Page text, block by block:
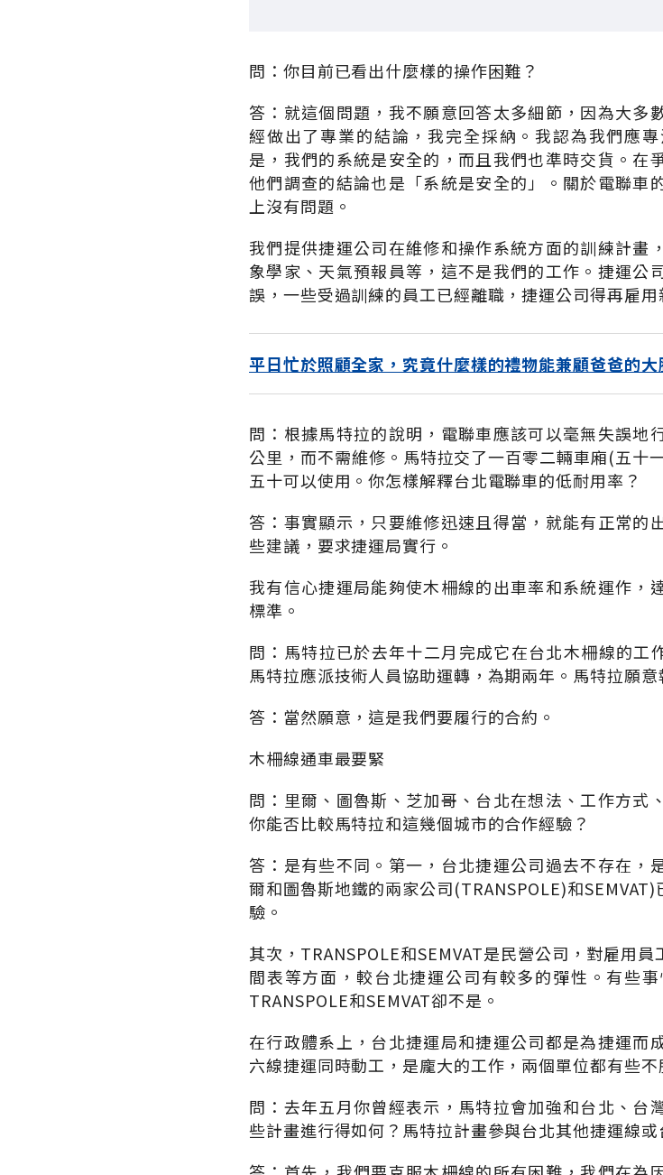
問：你目前已看出什麼樣的操作困難？
答：就這個問題，我不願意回答太多細節，因為大多
經做出了專業的結論，我完全採納。我認為我們應
是，我們的系統是安全的，而且我們也準時交貨。在
他們調查的結論也是「系統是安全的」。關於電聯車
上沒有問題。
我們提供捷運公司在維修和操作系統方面的訓練計畫
象學家、天氣預報員等，這不是我們的工作。捷運公
誤，一些受過訓練的員工已經離職，捷運公司得再雇用
平日忙於照顧全家，究竟什麼樣的禮物能兼顧爸爸的大
問：根據馬特拉的說明，電聯車應該可以毫無失誤地
公里，而不需維修。馬特拉交了一百零二輛車廂(五十
五十可以使用。你怎樣解釋台北電聯車的低耐用率？
答：事實顯示，只要維修迅速且得當，就能有正常的
些建議，要求捷運局實行。
我有信心捷運局能夠使木柵線的出車率和系統運作，
標準。
問：馬特拉已於去年十二月完成它在台北木柵線的工
馬特拉應派技術人員協助運轉，為期兩年。馬特拉願意
答：當然願意，這是我們要履行的合約。
木柵線通車最要緊
問：里爾、圖魯斯、芝加哥、台北在想法、工作方式
你能否比較馬特拉和這幾個城市的合作經驗？
答：是有些不同。第一，台北捷運公司過去不存在，
爾和圖魯斯地鐵的兩家公司(TRANSPOLE)和
驗。
其次，TRANSPOLE和SEMVAT是民營公司，對雇用
間表等方面，較台北捷運公司有較多的彈性。有些
TRANSPOLE和SEMVAT卻不是。
在行政體系上，台北捷運局和捷運公司都是為捷運而
六線捷運同時動工，是龐大的工作，兩個單位都有些
問：去年五月你曾經表示，馬特拉會加強和台北、台
些計畫進行得如何？馬特拉計畫參與台北其他捷運線